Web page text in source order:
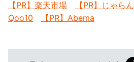
【PR】楽天市場 【PR】じゃらん
Qoo10
【PR】Abema